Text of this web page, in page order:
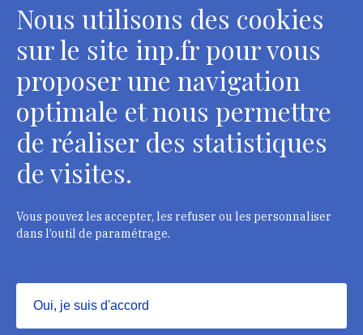
2 rue Vivienne - 75002 Paris
Tél. : + 33 1 44 41 16 41
Contacts
Département des restaurateurs
124 rue Henri Barbusse - 93300 Aubervilliers
Contacts
Nous utilisons des cookies
sur le site inp.fr pour vous
proposer une navigation
optimale et nous permettre
de réaliser des statistiques
de visites.
Vous pouvez les accepter, les refuser ou les personnaliser
dans l’outil de paramétrage.
Oui, je suis d'accord
Masquer